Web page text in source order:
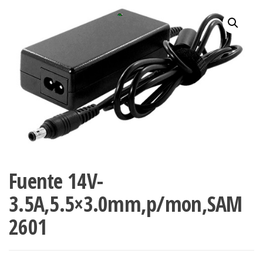
Fuente 14V-
3.5A,5.5×3.0mm,p/mon,SAM
2601